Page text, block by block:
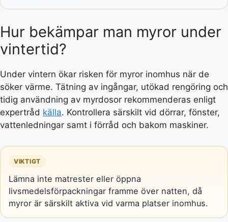
Hur bekämpar man myror under
vintertid?
Under vintern ökar risken för myror inomhus när de
söker värme. Tätning av ingångar, utökad rengöring och
tidig användning av myrdosor rekommenderas enligt
expertråd källa. Kontrollera särskilt vid dörrar, fönster,
vattenledningar samt i förråd och bakom maskiner.
VIKTIGT
Lämna inte matrester eller öppna
livsmedelsförpackningar framme över natten, då
myror är särskilt aktiva vid varma platser inomhus.